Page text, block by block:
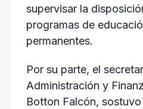
supervisar la
programas de
permanentes.
Por su parte, el
Administración y
Botton Falcón,